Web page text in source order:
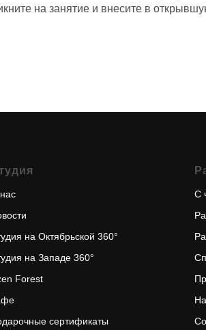
на занятие и внесите в
на Октябрьской 360°
на Западе 360°
Forest
сертификаты
С